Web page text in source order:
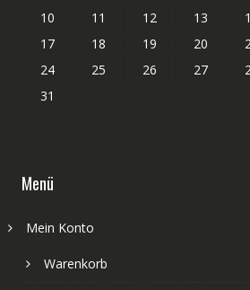
10
11 12 13
17
18 19 20
24
25 26 27
31
Menü
Mein Konto
Warenkorb